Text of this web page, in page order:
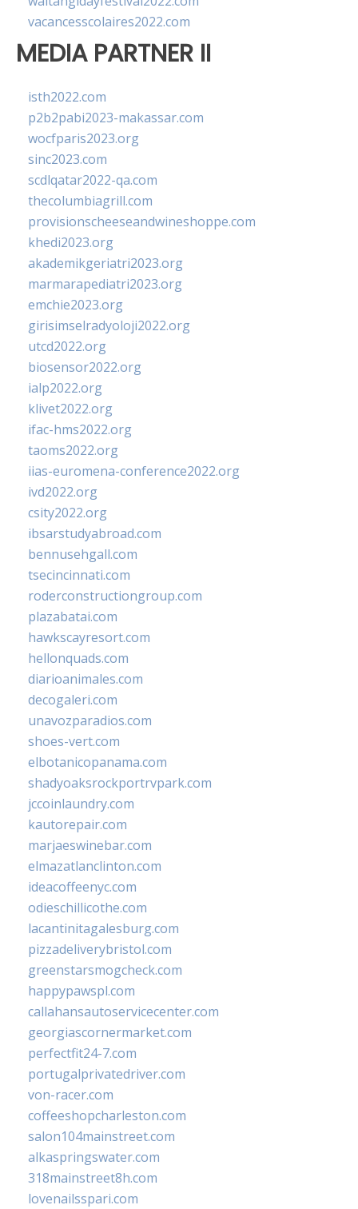
vacancesscolaires2022.com
MEDIA PARTNER II
isth2022.com
p2b2pabi2023-makassar.com
wocfparis2023.org
sinc2023.com
scdlqatar2022-qa.com
thecolumbiagrill.com
provisionscheeseandwineshoppe.com
khedi2023.org
akademikgeriatri2023.org
marmarapediatri2023.org
emchie2023.org
girisimselradyoloji2022.org
utcd2022.org
biosensor2022.org
ialp2022.org
klivet2022.org
ifac-hms2022.org
taoms2022.org
iias-euromena-conference2022.org
ivd2022.org
csity2022.org
ibsarstudyabroad.com
bennusehgall.com
tsecincinnati.com
roderconstructiongroup.com
plazabatai.com
hawkscayresort.com
hellonquads.com
diarioanimales.com
decogaleri.com
unavozparadios.com
shoes-vert.com
elbotanicopanama.com
shadyoaksrockportrvpark.com
jccoinlaundry.com
kautorepair.com
marjaeswinebar.com
elmazatlanclinton.com
ideacoffeenyc.com
odieschillicothe.com
lacantinitagalesburg.com
pizzadeliverybristol.com
greenstarsmogcheck.com
happypawspl.com
callahansautoservicecenter.com
georgiascornermarket.com
perfectfit24-7.com
portugalprivatedriver.com
von-racer.com
coffeeshopcharleston.com
salon104mainstreet.com
alkaspringswater.com
318mainstreet8h.com
lovenailsspari.com